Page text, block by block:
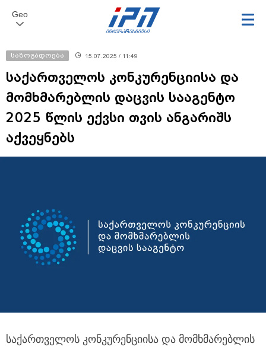
Geo
საზოგადოება 15.07.2025 / 11:49
საქართველოს კონკურენციისა და
მომხმარებლის დაცვის სააგენტო
2025 წლის ექვსი თვის ანგარიშს
აქვეყნებს
საქართველოს კონკურენციისა და მომხმარებლის